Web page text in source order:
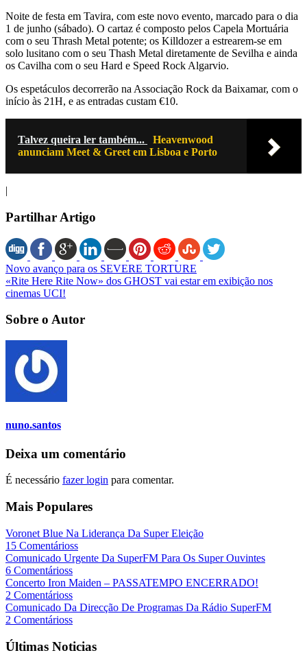
Noite de festa em Tavira, com este novo evento, marcado para o dia
1 de junho (sábado). O cartaz é composto pelos Capela Mortuária
com o seu Thrash Metal potente; os Killdozer a estrearem-se em
solo lusitano com o seu Thash Metal diretamente de Sevilha e ainda
os Cavilha com o seu Hard e Speed Rock Algarvio.
Os espetáculos decorrerão na Associação Rock da Baixamar, com o
início às 21H, e as entradas custam €10.
Talvez queira ler também...
Heavenwood
anunciam Meet & Greet em Lisboa e Porto
|
Partilhar Artigo
Novo avanço para os SEVERE TORTURE
«Rite Here Rite Now» dos GHOST vai estar em exibição nos
cinemas UCI!
Sobre o Autor
nuno.santos
Deixa um comentário
É necessário fazer login para comentar.
Mais Populares
Voronet Blue Na Liderança Da Super Eleição
15 Comentárioss
Comunicado Urgente Da SuperFM Para Os Super Ouvintes
6 Comentárioss
Concerto Iron Maiden – PASSATEMPO ENCERRADO!
2 Comentárioss
Comunicado Da Direcção De Programas Da Rádio SuperFM
2 Comentárioss
Últimas Noticias